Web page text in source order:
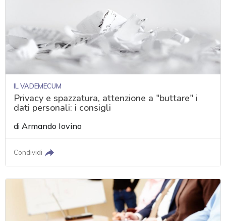
IL VADEMECUM
Privacy e spazzatura, attenzione a "buttare" i
dati personali: i consigli
diArmando Iovino
Condividi